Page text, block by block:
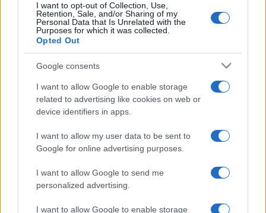
I want to opt-out of Collection, Use,
Retention, Sale, and/or Sharing of my
Personal Data that Is Unrelated with the
Purposes for which it was collected.
Opted Out
Google consents
I want to allow Google to enable storage
related to advertising like cookies on web or
device identifiers in apps.
I want to allow my user data to be sent to
Google for online advertising purposes.
I want to allow Google to send me
personalized advertising.
I want to allow Google to enable storage
prijave nasilje, jer zloupotrebe cvjetaju u sredinama
u kojima se ne može prijaviti nasilje i udarci se
primaju u tišini".
Marš protiv nasilja nad ženama organiziran je
poslije niza sličnih demonstracija širom Latinske
Amerike, uključujući Brazil i Argentinu, prenosi
(Fena)